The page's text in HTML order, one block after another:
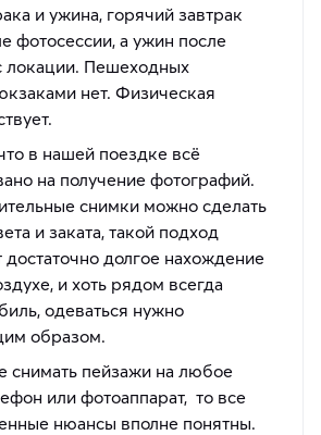
и ужина, горячий завтрак
фотосессии, а ужин после
локации. Пешеходных
нет. Физическая
в нашей поездке всё
на получение фотографий.
снимки можно сделать
и заката, такой подход
достаточно долгое нахождение
и хоть рядом всегда
одеваться нужно
образом.
снимать пейзажи на любое
или фотоаппарат, то все
нюансы вполне понятны.